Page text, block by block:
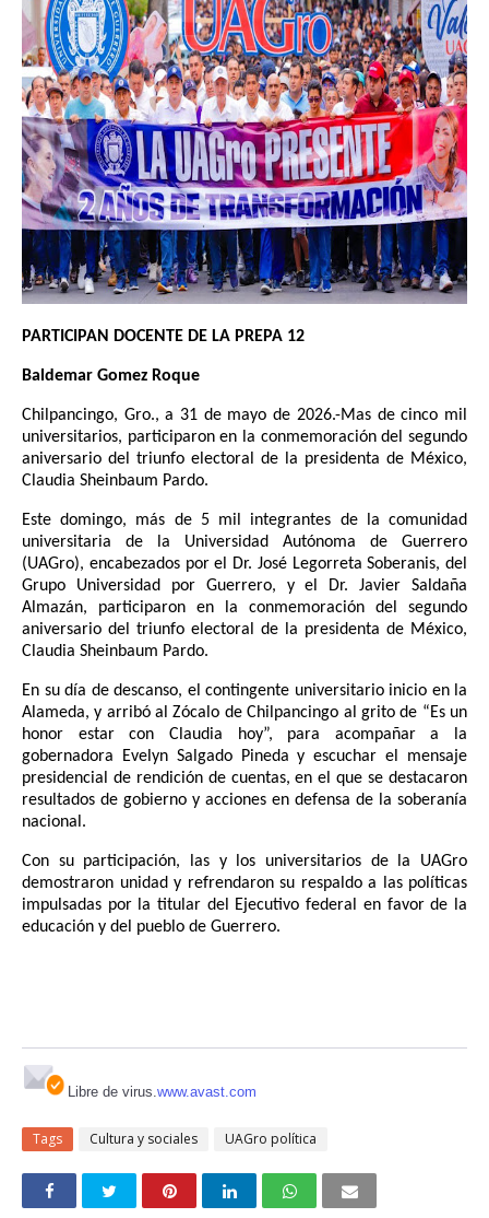
PARTICIPAN DOCENTE DE LA PREPA 12
Baldemar Gomez Roque
Chilpancingo, Gro., a 31 de mayo de 2026.-Mas de cinco mil
universitarios, participaron en la conmemoración del segundo
aniversario del triunfo electoral de la presidenta de México,
Claudia Sheinbaum Pardo.
Este domingo, más de 5 mil integrantes de la comunidad
universitaria de la Universidad Autónoma de Guerrero
(UAGro), encabezados por el Dr. José Legorreta Soberanis, del
Grupo Universidad por Guerrero, y el Dr. Javier Saldaña
Almazán, participaron en la conmemoración del segundo
aniversario del triunfo electoral de la presidenta de México,
Claudia Sheinbaum Pardo.
En su día de descanso, el contingente universitario inicio en la
Alameda, y arribó al Zócalo de Chilpancingo al grito de “Es un
honor estar con Claudia hoy”, para acompañar a la
gobernadora Evelyn Salgado Pineda y escuchar el mensaje
presidencial de rendición de cuentas, en el que se destacaron
resultados de gobierno y acciones en defensa de la soberanía
nacional.
Con su participación, las y los universitarios de la UAGro
demostraron unidad y refrendaron su respaldo a las políticas
impulsadas por la titular del Ejecutivo federal en favor de la
educación y del pueblo de Guerrero.
Libre de virus. www.avast.com
Tags Cultura y sociales UAGro política